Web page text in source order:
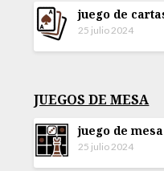
juego de
25 julio 2024
JUEGOS DE MESA
juego de
25 julio 2024